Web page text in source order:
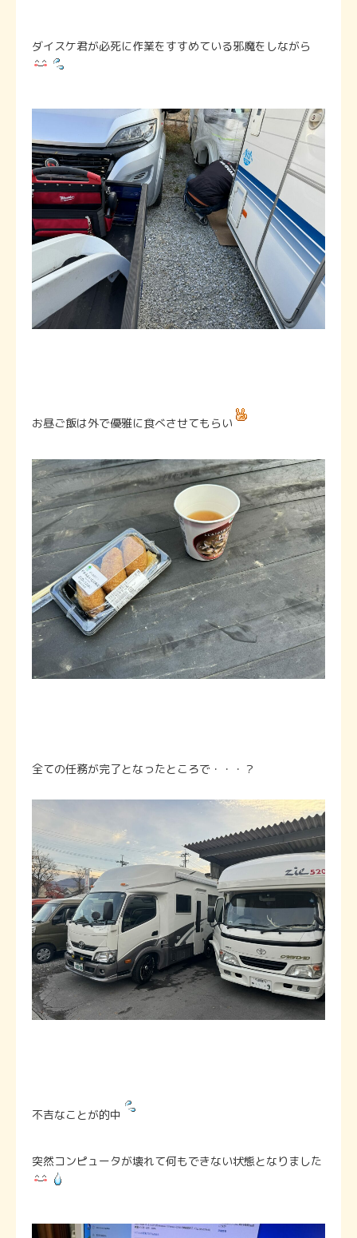
ダイスケ君が必死に作業をすすめている邪魔をしながら
お昼ご飯は外で優雅に食べさせてもらい
全ての任務が完了となったところで・・・？
不吉なことが的中
突然コンピュータが壊れて何もできない状態となりました